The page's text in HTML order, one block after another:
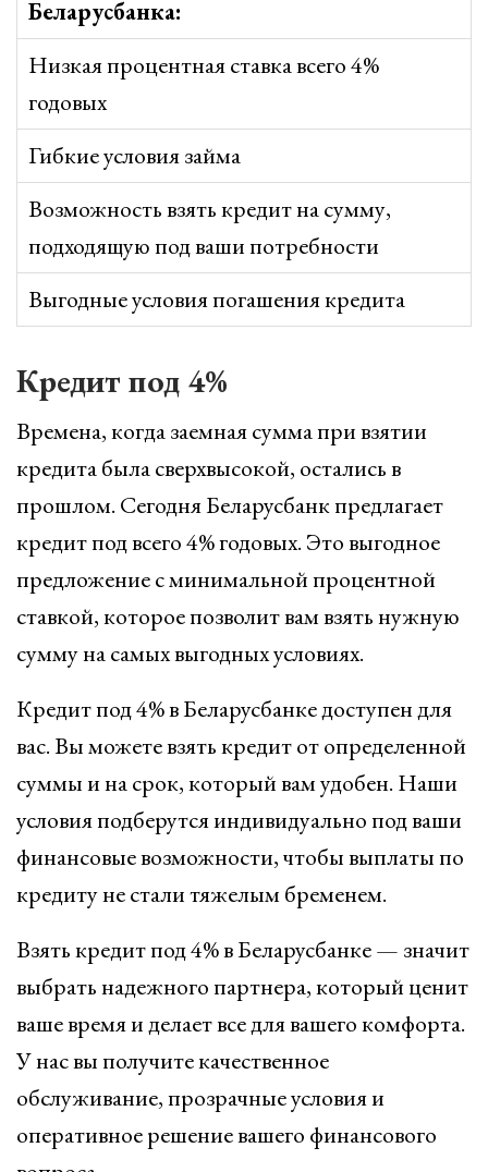
Беларусбанка:
Низкая процентная ставка всего 4%
годовых
Гибкие условия займа
Возможность взять кредит на сумму,
подходящую под ваши потребности
Выгодные условия погашения кредита
Кредит под 4%
Времена, когда заемная сумма при взятии
кредита была сверхвысокой, остались в
прошлом. Сегодня Беларусбанк предлагает
кредит под всего 4% годовых. Это выгодное
предложение с минимальной процентной
ставкой, которое позволит вам взять нужную
сумму на самых выгодных условиях.
Кредит под 4% в Беларусбанке доступен для
вас. Вы можете взять кредит от определенной
суммы и на срок, который вам удобен. Наши
условия подберутся индивидуально под ваши
финансовые возможности, чтобы выплаты по
кредиту не стали тяжелым бременем.
Взять кредит под 4% в Беларусбанке — значит
выбрать надежного партнера, который ценит
ваше время и делает все для вашего комфорта.
У нас вы получите качественное
обслуживание, прозрачные условия и
оперативное решение вашего финансового